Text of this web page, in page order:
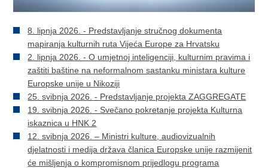
8. lipnja 2026. - Predstavljanje stručnog dokumenta
mapiranja kulturnih ruta Vijeća Europe za Hrvatsku
2. lipnja 2026. - O umjetnoj inteligenciji, kulturnim pravima i
zaštiti baštine na neformalnom sastanku ministara kulture
Europske unije u Nikoziji
25. svibnja 2026. - Predstavljanje projekta ZAGGREGATE
19. svibnja 2026. - Svečano pokretanje projekta Kulturna
iskaznica u HNK 2
12. svibnja 2026. – Ministri kulture, audiovizualnih
djelatnosti i medija država članica Europske unije razmijenit
će mišljenja o kompromisnom prijedlogu programa